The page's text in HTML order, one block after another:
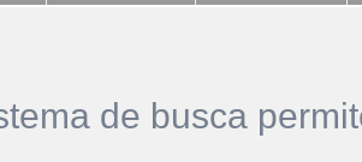
de busca